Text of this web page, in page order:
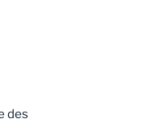
des